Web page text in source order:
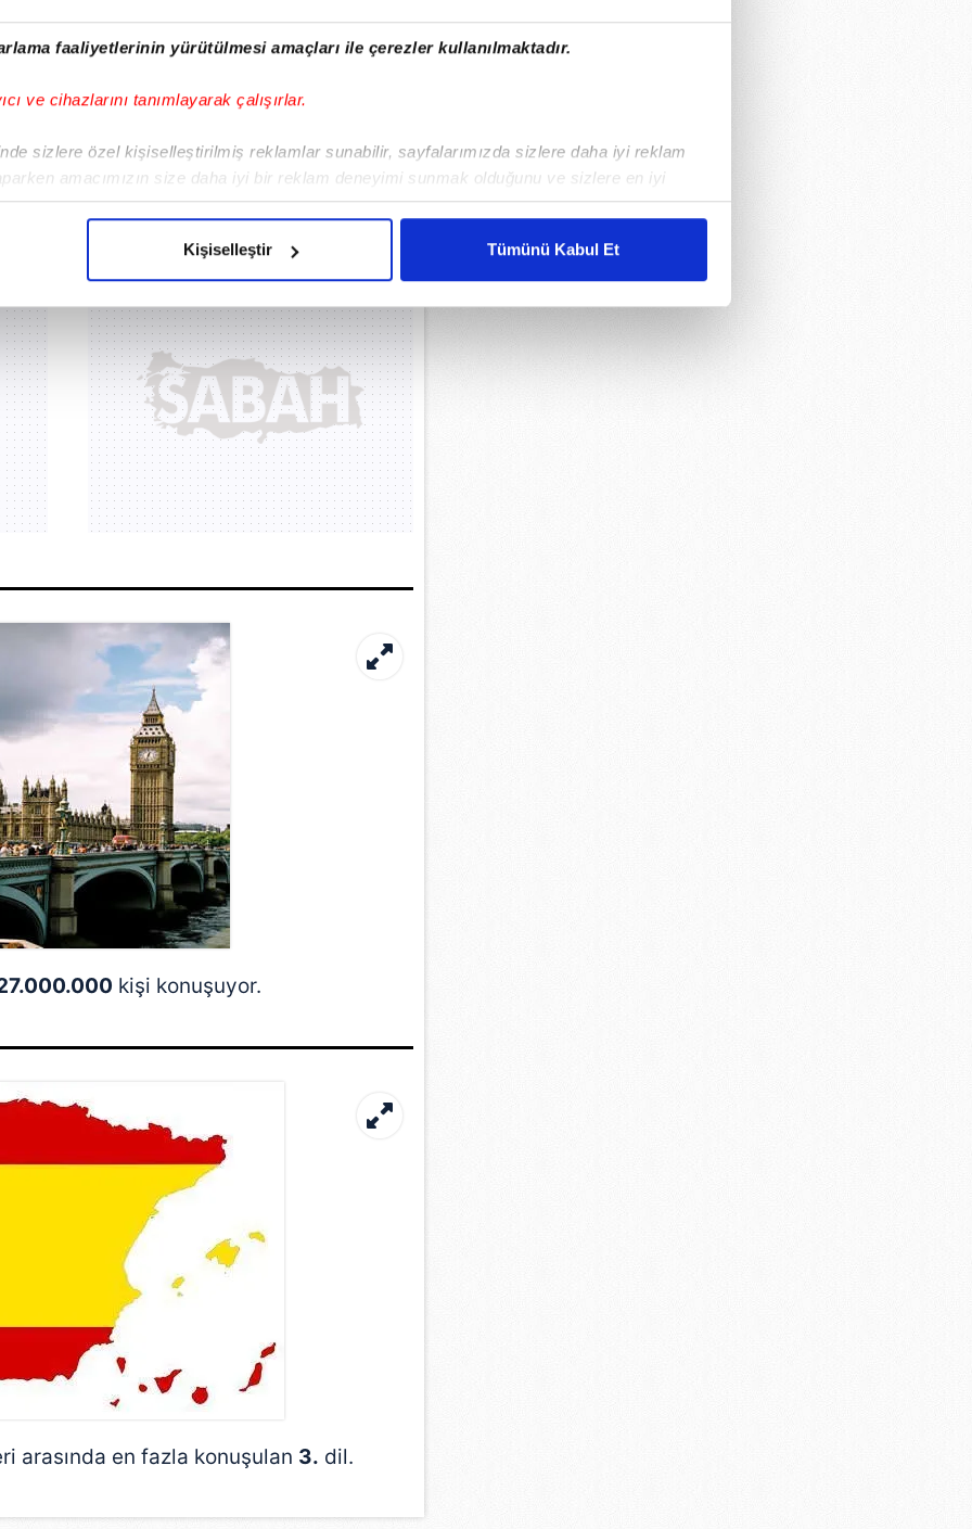
faaliyetlerinin yürütülmesi amaçları ile çerezler kullanılmaktadır.
ve cihazlarını tanımlayarak çalışırlar.
sizlere özel kişiselleştirilmiş reklamlar sunabilir, sayfalarımızda sizlere daha iyi reklam
amacımızın size daha iyi bir reklam deneyimi sunmak olduğunu ve sizlere en iyi
gelen çabayı gösterdiğimizi ve bu noktada, reklamların maliyetlerimizi karşılamak
çerezlere izin vermedikleri takdirde, kullanıcılara hedefli reklamlar gösterilmeyecektir."
için İnternet Sitemizde kendimize ve üçüncü kişilere ait çerezler kullanılmaktadır. Bu
verileriniz işlenmekte olup gerekli olan çerezler bilgi toplumu hizmetlerinin sunulması
çerezler, sitemizin daha işlevsel kılınması ve kişiselleştirilmesi ve sizlere yönelik
amaçlarıyla sınırlı olarak açık rızanız dahilinde kullanılacaktır.
yer alan panel vasıtasıyla belirleyebilirsiniz. Çerezlere ilişkin detaylı bilgi için Ayarlar
Metnimizi ziyaret edebilirsiniz.
Kişiselleştir Tümünü Kabul Et
kişi konuşuyor.
arasında en fazla konuşulan 3. dil.